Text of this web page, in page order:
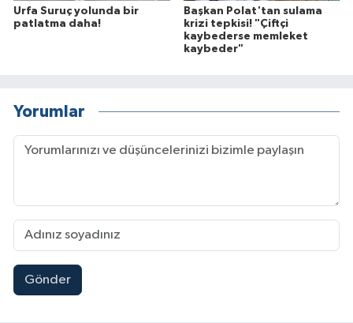
Urfa Suruç yolunda bir
patlatma daha!
Başkan Polat'tan sulama
krizi tepkisi! "Çiftçi
kaybederse memleket
kaybeder"
Yorumlar
Gönder